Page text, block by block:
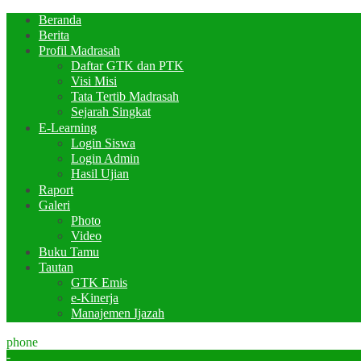
Beranda
Berita
Profil Madrasah
Daftar GTK dan PTK
Visi Misi
Tata Tertib Madrasah
Sejarah Singkat
E-Learning
Login Siswa
Login Admin
Hasil Ujian
Raport
Galeri
Photo
Video
Buku Tamu
Tautan
GTK Emis
e-Kinerja
Manajemen Ijazah
phone
-